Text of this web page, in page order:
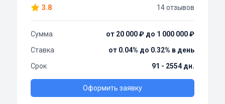
3.8 14 отзывов
Сумма
от 20 000 ₽ до 1 000 000 ₽
Ставка
от 0.04% до 0.32% в день
Срок
91 - 2554 дн.
Оформить заявку